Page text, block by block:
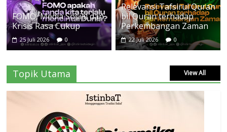
FOMO, Media Sosial dan
Krisis Rasa Cukup
25 Juli 2026 0
Relevansi Tafsirul Quran
bil Quran terhadap
Perkembangan Zaman
22 Juli 2026 0
Topik Utama View All